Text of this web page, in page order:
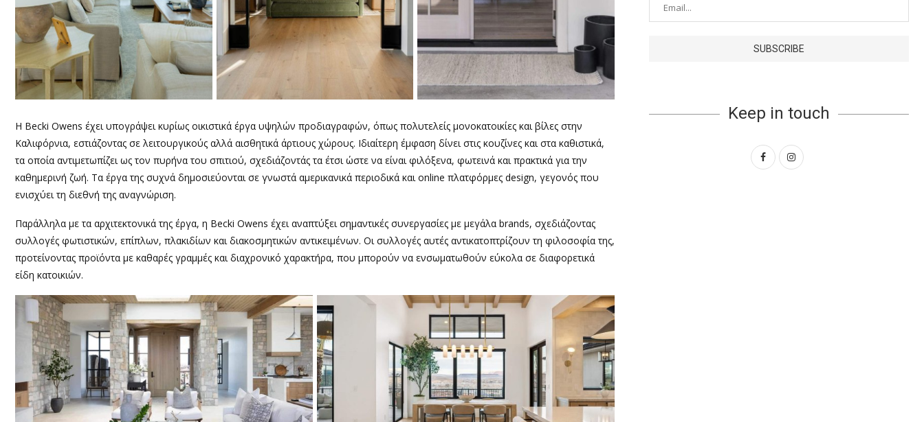
Η Becki Owens έχει υπογράψει κυρίως οικιστικά έργα υψηλών προδιαγραφών, όπως πολυτελείς μονοκατοικίες και βίλες στην
Καλιφόρνια, εστιάζοντας σε λειτουργικούς αλλά αισθητικά άρτιους χώρους. Ιδιαίτερη έμφαση δίνει στις κουζίνες και στα καθιστικά,
τα οποία αντιμετωπίζει ως τον πυρήνα του σπιτιού, σχεδιάζοντάς τα έτσι ώστε να είναι φιλόξενα, φωτεινά και πρακτικά για την
καθημερινή ζωή. Τα έργα της συχνά δημοσιεύονται σε γνωστά αμερικανικά περιοδικά και online πλατφόρμες design, γεγονός που
ενισχύει τη διεθνή της αναγνώριση.
Παράλληλα με τα αρχιτεκτονικά της έργα, η Becki Owens έχει αναπτύξει σημαντικές συνεργασίες με μεγάλα brands, σχεδιάζοντας
συλλογές φωτιστικών, επίπλων, πλακιδίων και διακοσμητικών αντικειμένων. Οι συλλογές αυτές αντικατοπτρίζουν τη φιλοσοφία της,
προτείνοντας προϊόντα με καθαρές γραμμές και διαχρονικό χαρακτήρα, που μπορούν να ενσωματωθούν εύκολα σε διαφορετικά
είδη κατοικιών.
Keep in touch